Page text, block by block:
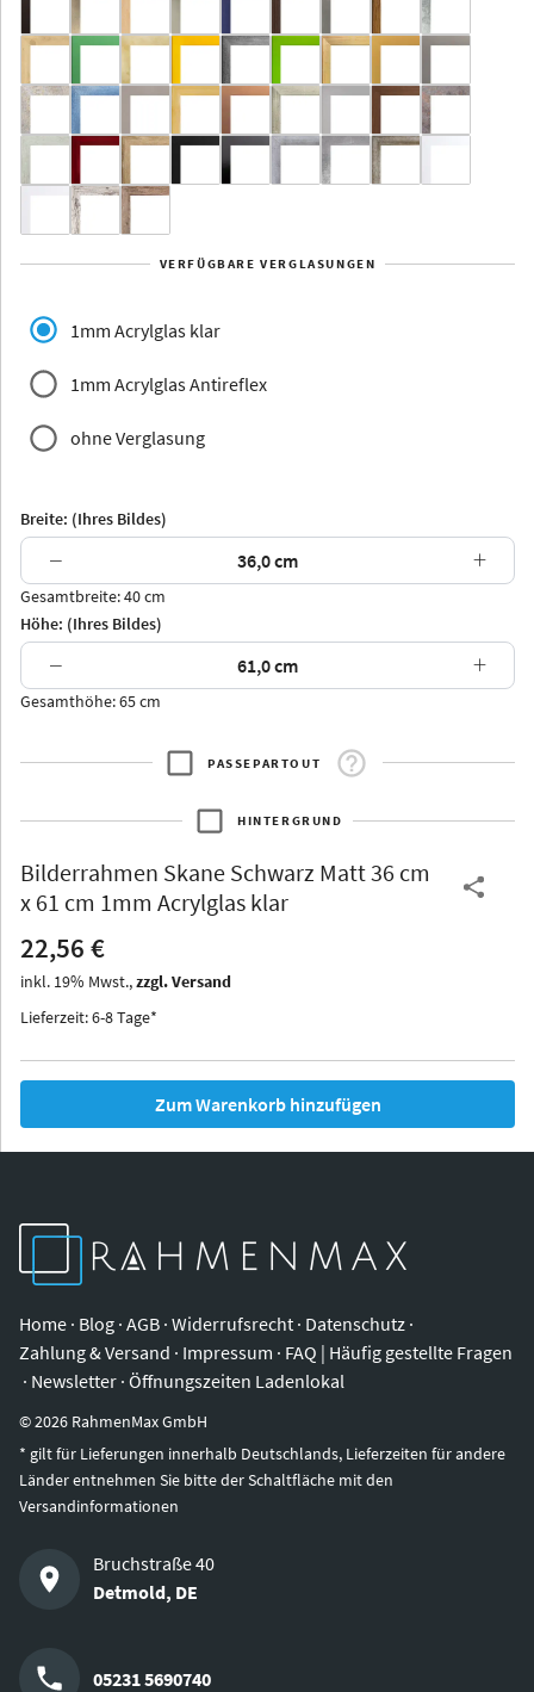
Bildhalter
Yukon
Jersey Dauphine
Arran Luzern
Thurgau
Iowa
VERFÜGBARE VERGLASUNGEN
1mm Acrylglas klar
1mm Acrylglas Antireflex
ohne Verglasung
Breite: (Ihres Bildes)
− +
Gesamtbreite: 40 cm
Höhe: (Ihres Bildes)
− +
Gesamthöhe: 65 cm
PASSEPARTOUT
HINTERGRUND
Bilderrahmen Skane Schwarz Matt 36 cm
x 61 cm 1mm Acrylglas klar
22,56 €
inkl. 19% Mwst.,zzgl. Versand
Lieferzeit: 6-8 Tage*
Zum Warenkorb hinzufügen
Home · Blog · AGB · Widerrufsrecht · Datenschutz ·
Zahlung & Versand · Impressum · FAQ | Häufig gestellte Fragen
· Newsletter · Öffnungszeiten Ladenlokal
©2026 RahmenMax GmbH
* gilt für Lieferungen innerhalb Deutschlands, Lieferzeiten für andere
Länder entnehmen Sie bitte der Schaltfläche mit den
Versandinformationen
Bruchstraße 40
Detmold, DE
05231 5690740